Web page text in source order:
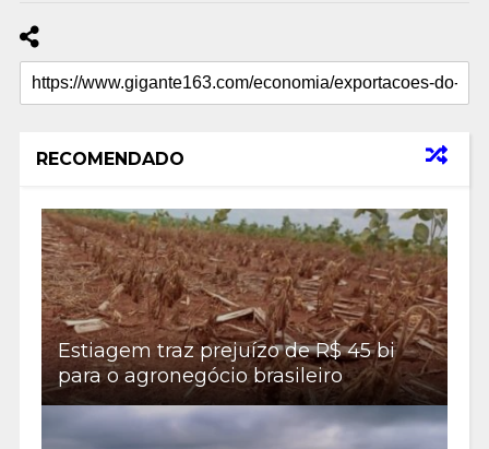
RECOMENDADO
Estiagem traz prejuízo de R$ 45 bi
para o agronegócio brasileiro